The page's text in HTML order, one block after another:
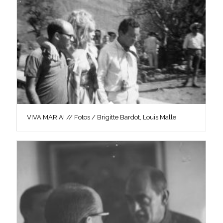
VIVA MARIA! // Fotos / Brigitte Bardot, Louis Malle